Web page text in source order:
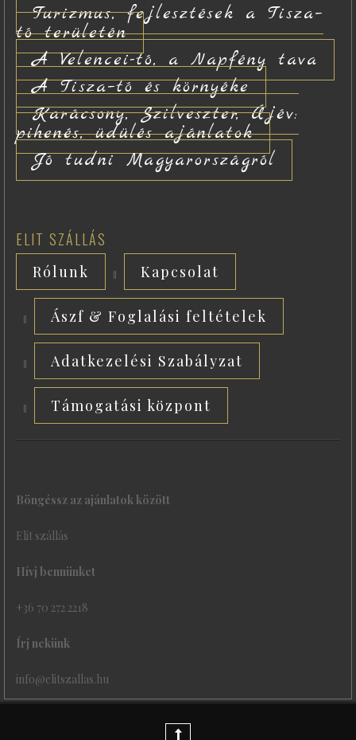
Turizmus, fejlesztések a Tisza–
tó területén
A Velencei-tó, a Napfény tava
A Tisza–tó és környéke
Karácsony, Szilveszter, Újév:
pihenés, üdülés ajánlatok
Jó tudni Magyarországról
ELIT SZÁLLÁS
Rólunk Kapcsolat
Ászf & Foglalási feltételek
Adatkezelési Szabályzat
Támogatási központ
Böngéssz az ajánlatok között
Elit szállás
Hívj bennünket
+36 70 272 2218
Írj nekünk
info@elitszallas.hu